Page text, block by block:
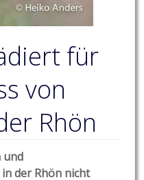
für
von
Rhön
und
der Rhön nicht